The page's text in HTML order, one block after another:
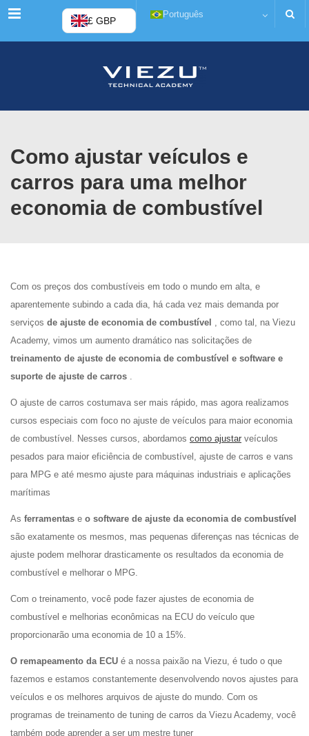
Menu £ GBP
Português
Como ajustar veículos e
carros para uma melhor
economia de combustível
Com os preços dos combustíveis em todo o mundo em alta, e
aparentemente subindo a cada dia, há cada vez mais demanda por
serviços de ajuste de economia de combustível , como tal, na Viezu
Academy, vimos um aumento dramático nas solicitações de
treinamento de ajuste de economia de combustível e software e
suporte de ajuste de carros .
O ajuste de carros costumava ser mais rápido, mas agora realizamos
cursos especiais com foco no ajuste de veículos para maior economia
de combustível. Nesses cursos, abordamos como ajustar veículos
pesados para maior eficiência de combustível, ajuste de carros e vans
para MPG e até mesmo ajuste para máquinas industriais e aplicações
marítimas
As ferramentas e o software de ajuste da economia de combustível
são exatamente os mesmos, mas pequenas diferenças nas técnicas de
ajuste podem melhorar drasticamente os resultados da economia de
combustível e melhorar o MPG.
Com o treinamento, você pode fazer ajustes de economia de
combustível e melhorias econômicas na ECU do veículo que
proporcionarão uma economia de 10 a 15%.
O remapeamento da ECU é a nossa paixão na Viezu, é tudo o que
fazemos e estamos constantemente desenvolvendo novos ajustes para
veículos e os melhores arquivos de ajuste do mundo. Com os
programas de treinamento de tuning de carros da Viezu Academy, você
também pode aprender a ser um mestre tuner